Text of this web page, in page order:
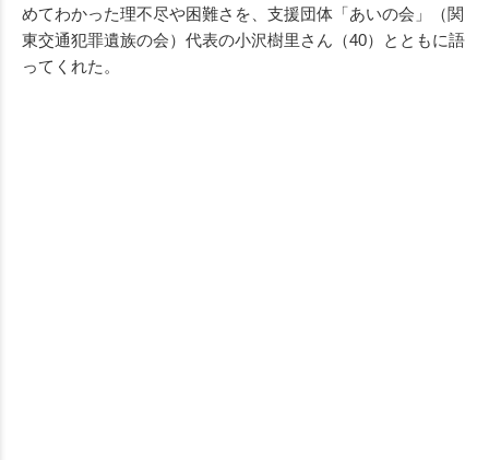
めてわかった理不尽や困難さを、支援団体「あいの会」（関
東交通犯罪遺族の会）代表の小沢樹里さん（40）とともに語
ってくれた。